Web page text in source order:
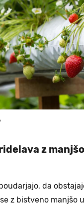
z
da
z bistveno manjšo